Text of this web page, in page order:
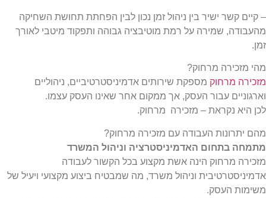
– קיים קשר ישיר בין ניהול זמן נכון לבין הפחתת תחושת השחיקה
מהעבודה, שמירה על רמת מוטיבציה גבוהה ותפקוד מיטבי לאורך
זמן.
מהי מזכירה מרחוק?
מזכירה מרחוק מספקת שירותים אדמיניסטרטיביים, ניהוליים
וארגוניים עבור העסק, אך ממקום אחר שאינו העסק עצמו.
לכן היא נקראת – מזכירה מרחוק.
מהם יתרונות העבודה עם מזכירה מרחוק?
מתמחה בתחום האדמיניסטרציה וניהול המשרד
מזכירה מרחוק הינה אשת מקצוע בכל הקשור לעבודה
אדמיניסטרטיבית וניהול משרד, מה שמבטיח ביצוע מקצועי ויעיל של
משימות העסק.